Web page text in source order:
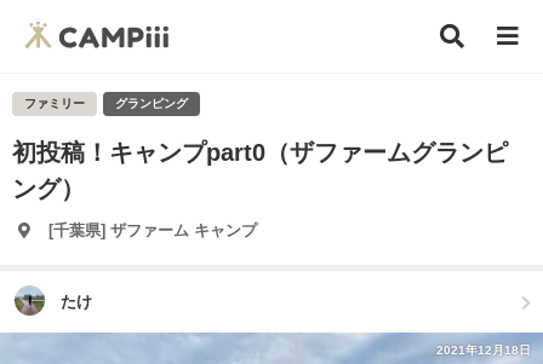
ファミリー グランピング
初投稿！キャンプpart0（ザファームグランピ
ング）
[千葉県] ザファーム キャンプ
たけ
2021年12月18日